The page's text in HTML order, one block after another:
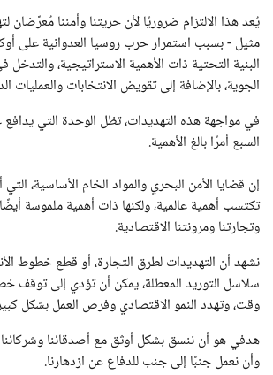
يُعد هذا الالتزام ضروريًا لأن حريتنا وأمننا مُعرَّضان
مثيل - بسبب استمرار حرب روسيا العدوانية على
البنية التحتية ذات الأهمية الاستراتيجية،
الجوية، بالإضافة إلى تقويض الانتخابات والعمليات
في مواجهة هذه التهديدات، تظل الوحدة التي
السبع أمرًا بالغ الأهمية.
إن قضايا الأمن البحري والمواد الخام الأساسية، التي
تكتسب أهمية عالمية، ولكنها ذات أهمية ملموسة أيضًا
وتجارتنا ومرونتنا الاقتصادية.
نشهد أن التهديدات لطرق التجارة، أو قطع خطوط
سلاسل التوريد المعطلة، يمكن أن تؤدي إلى توقف
وقت، وتهدد النمو الاقتصادي وفرص العمل بشكل
هدفي هو أن ننسق بشكل أوثق مع أصدقائنا وشركائنا
وأن نعمل جنبًا إلى جنب للدفاع عن ازدهارنا.